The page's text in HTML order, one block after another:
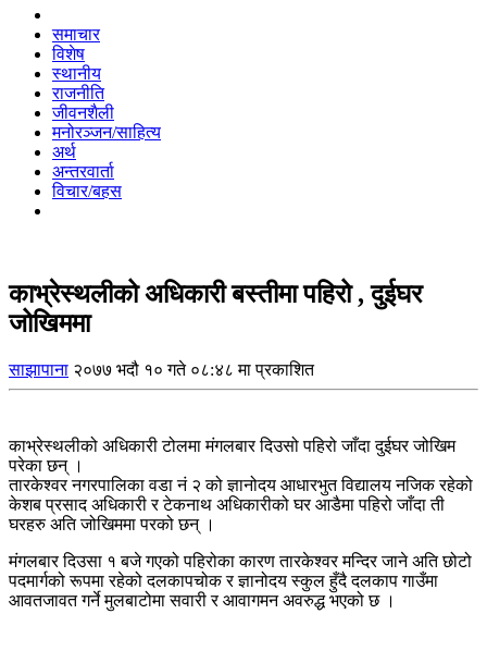
समाचार
विशेष
स्थानीय
राजनीति
जीवनशैली
मनोरञ्जन/साहित्य
अर्थ
अन्तरवार्ता
विचार/बहस
काभ्रेस्थलीको अधिकारी बस्तीमा पहिरो , दुईघर
जोखिममा
साझापाना २०७७ भदौ १० गते ०८:४८ मा प्रकाशित
काभ्रेस्थलीको अधिकारी टोलमा मंगलबार दिउसो पहिरो जाँदा दुईघर जोखिम
परेका छन् ।
तारकेश्वर नगरपालिका वडा नं २ को ज्ञानोदय आधारभुत विद्यालय नजिक रहेको
केशब प्रसाद अधिकारी र टेकनाथ अधिकारीको घर आडैमा पहिरो जाँदा ती
घरहरु अति जोखिममा परको छन् ।
मंगलबार दिउसा १ बजे गएको पहिरोका कारण तारकेश्वर मन्दिर जाने अति छोटो
पदमार्गको रूपमा रहेको दलकापचोक र ज्ञानोदय स्कुल हुँदै दलकाप गाउँमा
आवतजावत गर्ने मुलबाटोमा सवारी र आवागमन अवरुद्ध भएको छ ।